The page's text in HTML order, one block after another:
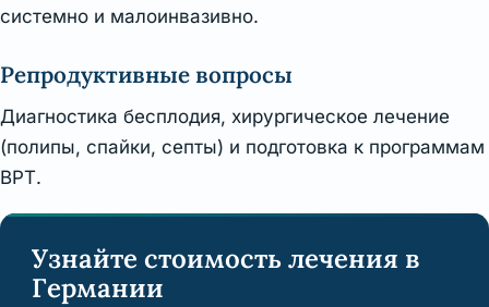
системно и малоинвазивно.
Репродуктивные вопросы
Диагностика бесплодия, хирургическое лечение
(полипы, спайки, септы) и подготовка к программам
ВРТ.
Узнайте стоимость лечения в
Германии